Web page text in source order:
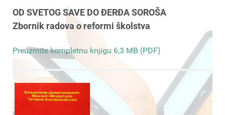
OD SVETOG SAVE DO ĐERĐA SOROŠA
Zbornik radova o reformi školstva
Preuzmite kompletnu knjigu 6,3 MB (PDF)